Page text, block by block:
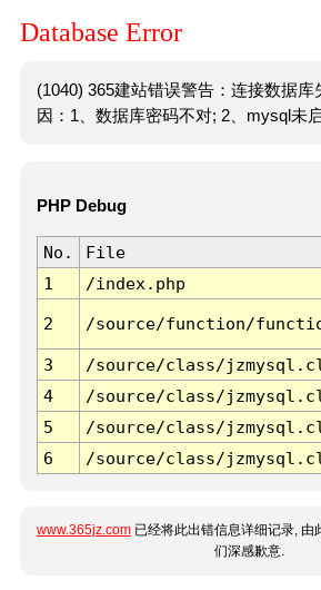
Database Error
(1040) 365建站错误警告：连接数据库
因：1、数据库密码不对; 2、mysql未启
PHP Debug
No. File
1
/index.php
2 /source/function/
3 /source/class/
4
/source/class/
5
/source/class/
6
/source/class/
www.365jz.com 已经将此出错信息详细记录, 由
们深感歉意.